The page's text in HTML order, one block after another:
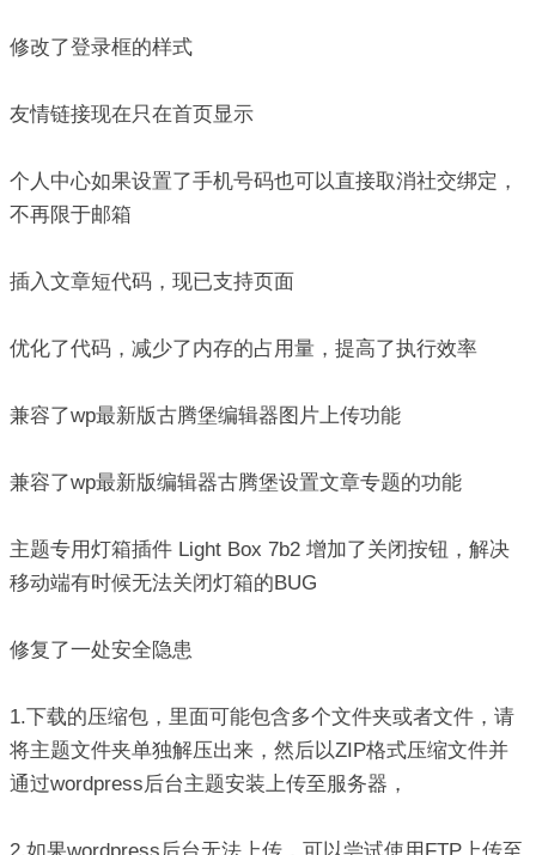
修改了登录框的样式
友情链接现在只在首页显示
个人中心如果设置了手机号码也可以直接取消社交绑定，
不再限于邮箱
插入文章短代码，现已支持页面
优化了代码，减少了内存的占用量，提高了执行效率
兼容了wp最新版古腾堡编辑器图片上传功能
兼容了wp最新版编辑器古腾堡设置文章专题的功能
主题专用灯箱插件 Light Box 7b2 增加了关闭按钮，解决
移动端有时候无法关闭灯箱的BUG
修复了一处安全隐患
1.下载的压缩包，里面可能包含多个文件夹或者文件，请
将主题文件夹单独解压出来，然后以ZIP格式压缩文件并
通过wordpress后台主题安装上传至服务器，